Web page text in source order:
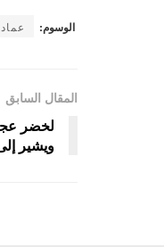
الوسوم:
المقال السابق
لخضر
ويشير